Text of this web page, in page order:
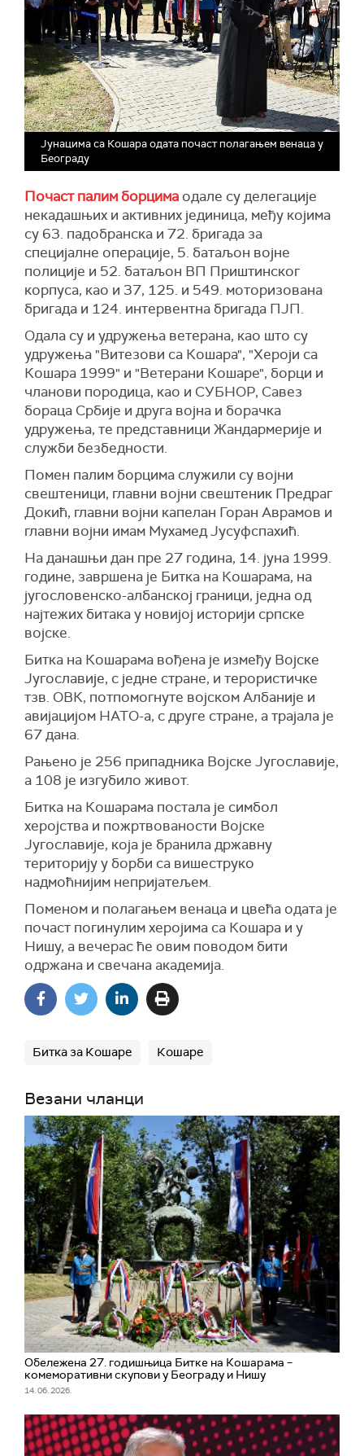
Јунацима са Кошара одата почаст полагањем венаца у
Београду
Почаст палим борцима одале су делегације
некадашњих и активних јединица, међу којима
су 63. падобранска и 72. бригада за
специјалне операције, 5. батаљон војне
полиције и 52. батаљон ВП Приштинског
корпуса, као и 37, 125. и 549. моторизована
бригада и 124. интервентна бригада ПЈП.
Одала су и удружења ветерана, као што су
удружења "Витезови са Кошара", "Хероји са
Кошара 1999" и "Ветерани Кошаре", борци и
чланови породица, као и СУБНОР, Савез
бораца Србије и друга војна и борачка
удружења, те представници Жандармерије и
служби безбедности.
Помен палим борцима служили су војни
свештеници, главни војни свештеник Предраг
Докић, главни војни капелан Горан Аврамов и
главни војни имам Мухамед Јусуфспахић.
На данашњи дан пре 27 година, 14. јуна 1999.
године, завршена је Битка на Кошарама, на
југословенско-албанској граници, једна од
најтежих битака у новијој историји српске
војске.
Битка на Кошарама вођена је између Војске
Југославије, с једне стране, и терористичке
тзв. ОВК, потпомогнуте војском Албаније и
авијацијом НАТО-а, с друге стране, а трајала је
67 дана.
Рањено је 256 припадника Војске Југославије,
а 108 је изгубило живот.
Битка на Кошарама постала је симбол
херојства и пожртвованости Војске
Југославије, која је бранила државну
територију у борби са вишеструко
надмоћнијим непријатељем.
Поменом и полагањем венаца и цвећа одата је
почаст погинулим херојима са Кошара и у
Нишу, а вечерас ће овим поводом бити
одржана и свечана академија.
Битка за Кошаре Кошаре
Везани чланци
Обележена 27. годишњица Битке на Кошарама –
комеморативни скупови у Београду и Нишу
14. 06. 2026.